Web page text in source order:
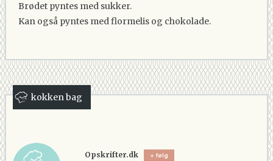
Brødet pyntes med sukker.
Kan også pyntes med flormelis og chokolade.
kokken bag
Opskrifter.dk følg